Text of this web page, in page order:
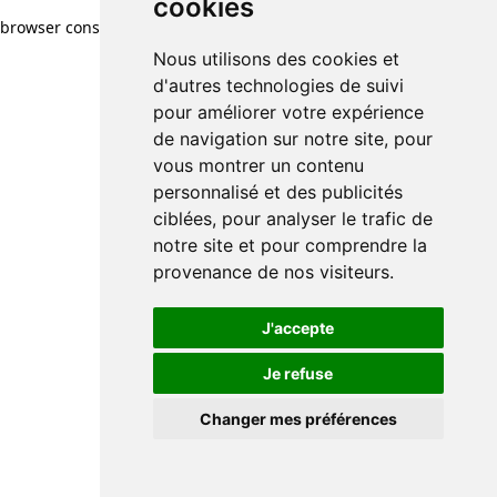
cookies
Nous utilisons des cookies et
d'autres technologies de suivi
pour améliorer votre expérience
de navigation sur notre site, pour
vous montrer un contenu
personnalisé et des publicités
ciblées, pour analyser le trafic de
notre site et pour comprendre la
provenance de nos visiteurs.
J'accepte
Je refuse
Changer mes préférences
browser console for more information)